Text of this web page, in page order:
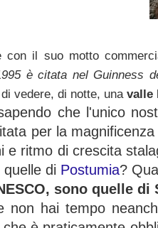
con il suo motto
è citata nel Guinness
vedere, di notte, una valle
che l'unico
per la
e ritmo di crescita
quelle di Postumia?
sono quelle di
non hai tempo